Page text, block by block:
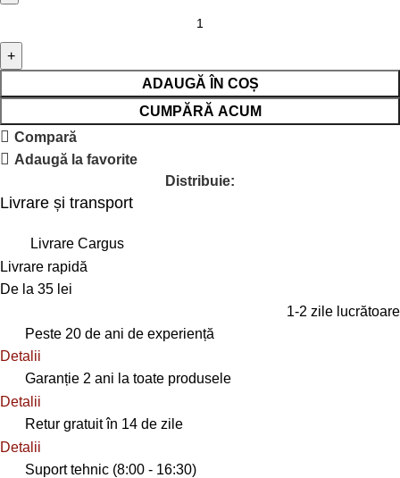
ADAUGĂ ÎN COȘ
CUMPĂRĂ ACUM
Compară
Adaugă la favorite
Distribuie:
Livrare și transport
Livrare Cargus
Livrare rapidă
De la 35 lei
1-2 zile lucrătoare
Peste 20 de ani de experiență
Detalii
Garanție 2 ani la toate produsele
Detalii
Retur gratuit în 14 de zile
Detalii
Suport tehnic (8:00 - 16:30)